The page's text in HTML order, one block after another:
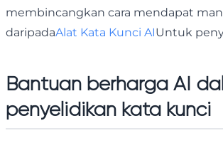
membincangkan cara mendapat
daripadaAlat Kata Kunci AIUntuk
Bantuan berharga AI
penyelidikan kata kunci